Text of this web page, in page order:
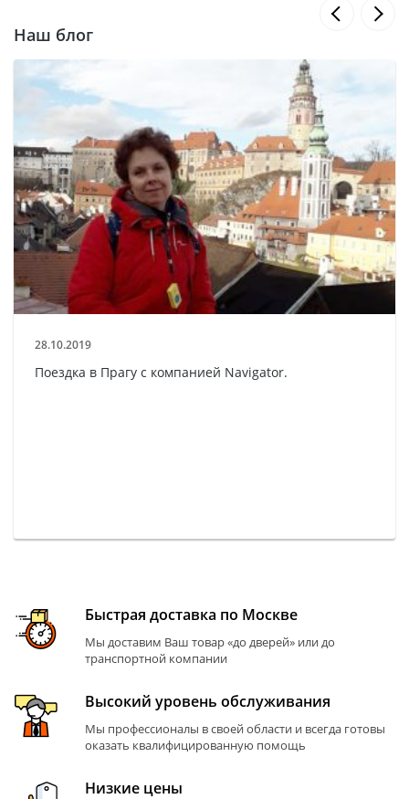
Наш блог
28.10.2019
Поездка в Прагу с компанией Navigator.
Быстрая доставка по Москве
Мы доставим Ваш товар «до дверей» или до
транспортной компании
Высокий уровень обслуживания
Мы профессионалы в своей области и всегда готовы
оказать квалифицированную помощь
Низкие цены